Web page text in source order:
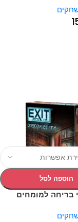
הוספה לסל